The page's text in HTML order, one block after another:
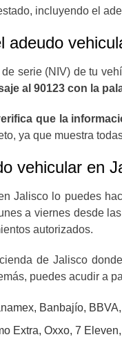
incluyendo el
adeudo
serie (NIV) de tu
al 90123 con la
que la
ya que muestra
vehicular en
Jalisco lo puedes
a viernes desde
autorizados.
de Jalisco
puedes acudir a
Banbajío,
Extra, Oxxo, 7